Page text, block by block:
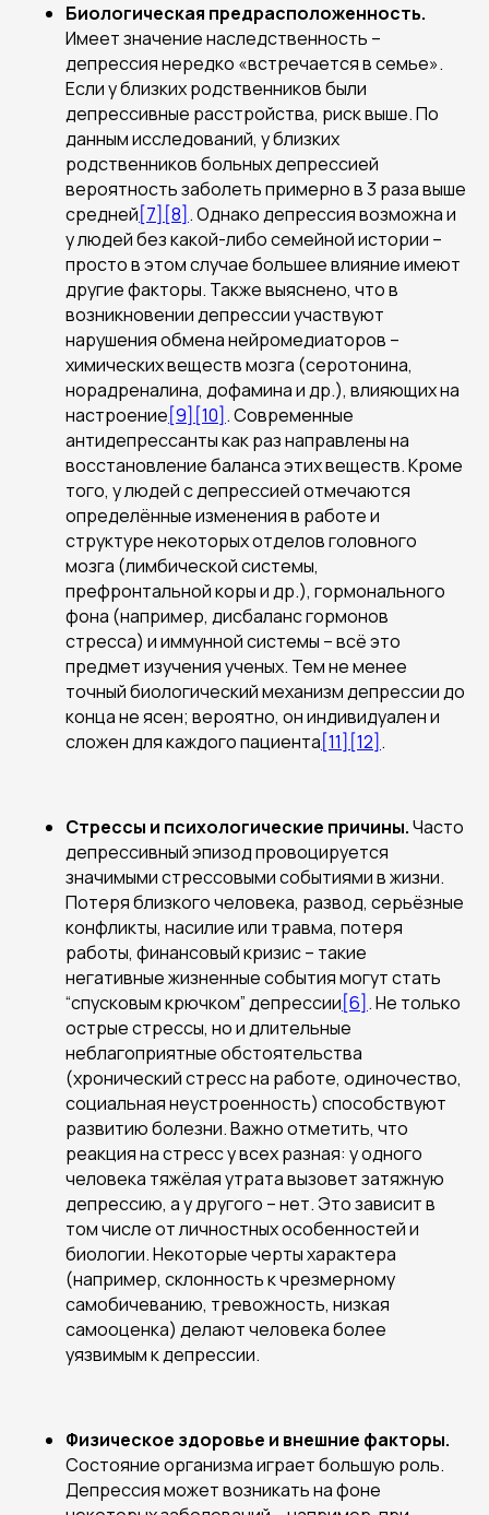
Биологическая предрасположенность.
Имеет значение наследственность –
депрессия нередко «встречается в семье».
Если у близких родственников были
депрессивные расстройства, риск выше. По
данным исследований, у близких
родственников больных депрессией
вероятность заболеть примерно в 3 раза выше
средней[7] [8] . Однако депрессия возможна и
у людей без какой-либо семейной истории –
просто в этом случае большее влияние имеют
другие факторы. Также выяснено, что в
возникновении депрессии участвуют
нарушения обмена нейромедиаторов –
химических веществ мозга (серотонина,
норадреналина, дофамина и др.), влияющих на
настроение[9] [10] . Современные
антидепрессанты как раз направлены на
восстановление баланса этих веществ. Кроме
того, у людей с депрессией отмечаются
определённые изменения в работе и
структуре некоторых отделов головного
мозга (лимбической системы,
префронтальной коры и др.), гормонального
фона (например, дисбаланс гормонов
стресса) и иммунной системы – всё это
предмет изучения ученых. Тем не менее
точный биологический механизм депрессии до
конца не ясен; вероятно, он индивидуален и
сложен для каждого пациента[11] [12] .
Стрессы и психологические причины.Часто
депрессивный эпизод провоцируется
значимыми стрессовыми событиями в жизни.
Потеря близкого человека, развод, серьёзные
конфликты, насилие или травма, потеря
работы, финансовый кризис – такие
негативные жизненные события могут стать
“спусковым крючком” депрессии[6] . Не только
острые стрессы, но и длительные
неблагоприятные обстоятельства
(хронический стресс на работе, одиночество,
социальная неустроенность) способствуют
развитию болезни. Важно отметить, что
реакция на стресс у всех разная: у одного
человека тяжёлая утрата вызовет затяжную
депрессию, а у другого – нет. Это зависит в
том числе от личностных особенностей и
биологии. Некоторые черты характера
(например, склонность к чрезмерному
самобичеванию, тревожность, низкая
самооценка) делают человека более
уязвимым к депрессии.
Физическое здоровье и внешние факторы.
Состояние организма играет большую роль.
Депрессия может возникать на фоне